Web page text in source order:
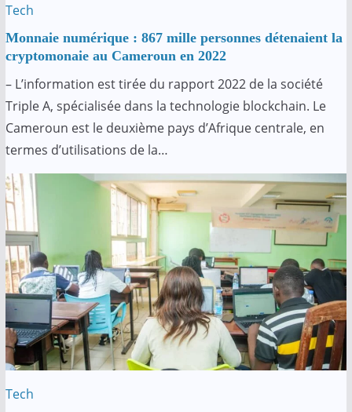
Tech
Monnaie numérique : 867 mille personnes détenaient la
cryptomonaie au Cameroun en 2022
– L’information est tirée du rapport 2022 de la société
Triple A, spécialisée dans la technologie blockchain. Le
Cameroun est le deuxième pays d’Afrique centrale, en
termes d’utilisations de la…
Tech